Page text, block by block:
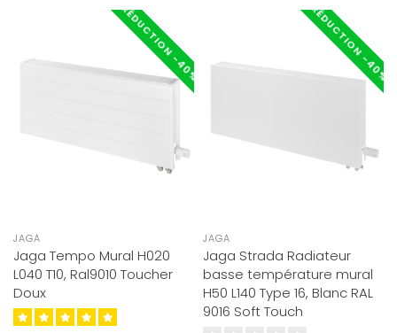
RÉDUCTION -40%
JAGA
Jaga Tempo Mural H020
L040 T10, Ral9010 Toucher
Doux
RÉDUCTION -40%
JAGA
Jaga Strada Radiateur
basse température mural
H50 L140 Type 16, Blanc RAL
9016 Soft Touch